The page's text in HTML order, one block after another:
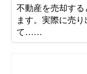
不動産を売却す
ます。実際に売
て……